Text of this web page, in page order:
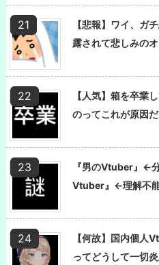
【悲報】ワイ、ガ
露されて悲しみの
【人気】箱を卒業
のってこれが原因だ
『男のVtuber』←
Vtuber』←理解不
【何故】国内個人
ってどうして一切